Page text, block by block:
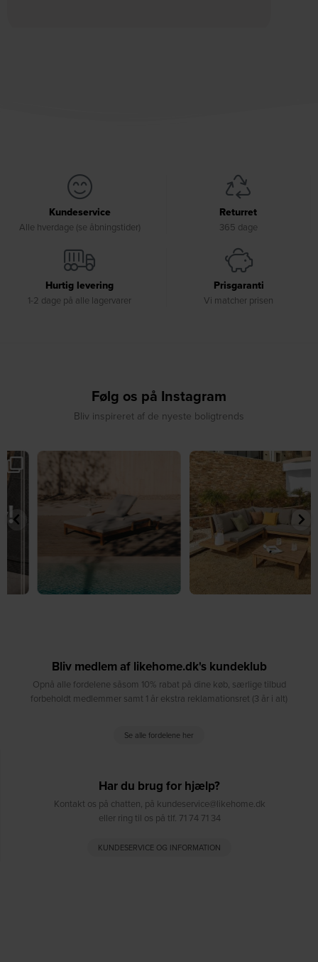
Kundeservice
Alle hverdage (se åbningstider)
Returret
365 dage
Hurtig levering
1-2 dage på alle lagervarer
Prisgaranti
Vi matcher prisen
Følg os på Instagram
Bliv inspireret af de nyeste boligtrends
☀️ Sommerens favorit til terrassen ☀️⁠
8 0
☀️ Sommerens naturlige
samlingspunkt⁠
8 0
Bliv medlem af likehome.dk's kundeklub
Opnå alle fordelene såsom 10% rabat på dine køb, særlige tilbud
forbeholdt medlemmer samt 1 år ekstra reklamationsret (3 år i alt)
Se alle fordelene her
Har du brug for hjælp?
Kontakt os på chatten, på kundeservice@likehome.dk
eller ring til os på tlf. 71 74 71 34
KUNDESERVICE OG INFORMATION